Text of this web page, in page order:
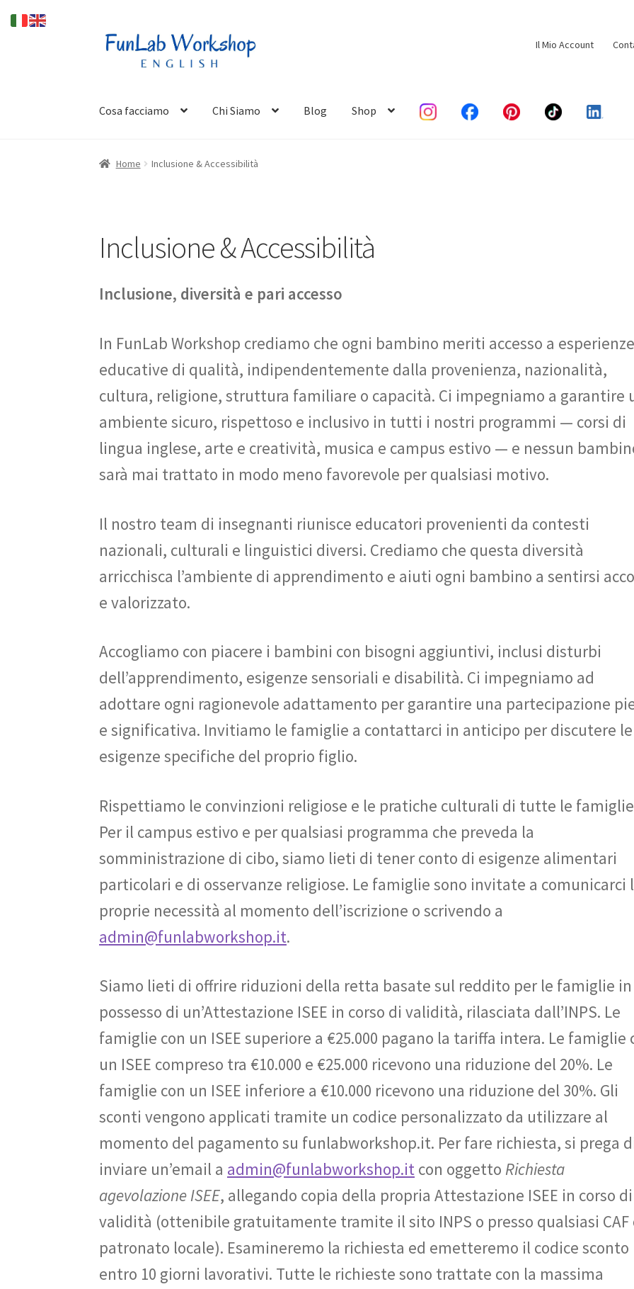
Vai
alla
navigazione
Vai
al
contenuto
Il Mio Account
Cosa facciamo Chi Siamo Blog Shop
Home Inclusione & Accessibilità
Inclusione & Accessibilità
Inclusione, diversità e pari accesso
In FunLab Workshop crediamo che ogni bambino meriti accesso a esperienze
educative di qualità, indipendentemente dalla provenienza, nazionalità,
cultura, religione, struttura familiare o capacità. Ci impegniamo a garantire
ambiente sicuro, rispettoso e inclusivo in tutti i nostri programmi — corsi di
lingua inglese, arte e creatività, musica e campus estivo — e nessun
sarà mai trattato in modo meno favorevole per qualsiasi motivo.
Il nostro team di insegnanti riunisce educatori provenienti da contesti
nazionali, culturali e linguistici diversi. Crediamo che questa diversità
arricchisca l’ambiente di apprendimento e aiuti ogni bambino a sentirsi
e valorizzato.
Accogliamo con piacere i bambini con bisogni aggiuntivi, inclusi disturbi
dell’apprendimento, esigenze sensoriali e disabilità. Ci impegniamo ad
adottare ogni ragionevole adattamento per garantire una partecipazione
e significativa. Invitiamo le famiglie a contattarci in anticipo per discutere le
esigenze specifiche del proprio figlio.
Rispettiamo le convinzioni religiose e le pratiche culturali di tutte le
Per il campus estivo e per qualsiasi programma che preveda la
somministrazione di cibo, siamo lieti di tener conto di esigenze alimentari
particolari e di osservanze religiose. Le famiglie sono invitate a comunicarci
proprie necessità al momento dell’iscrizione o scrivendo a
admin@funlabworkshop.it.
Siamo lieti di offrire riduzioni della retta basate sul reddito per le famiglie in
possesso di un’Attestazione ISEE in corso di validità, rilasciata dall’INPS. Le
famiglie con un ISEE superiore a €25.000 pagano la tariffa intera. Le famiglie
un ISEE compreso tra €10.000 e €25.000 ricevono una riduzione del 20%. Le
famiglie con un ISEE inferiore a €10.000 ricevono una riduzione del 30%. Gli
sconti vengono applicati tramite un codice personalizzato da utilizzare al
momento del pagamento su funlabworkshop.it. Per fare richiesta, si prega
inviare un’email a admin@funlabworkshop.it con oggetto Richiesta
agevolazione ISEE, allegando copia della propria Attestazione ISEE in corso di
validità (ottenibile gratuitamente tramite il sito INPS o presso qualsiasi CAF
patronato locale). Esamineremo la richiesta ed emetteremo il codice sconto
entro 10 giorni lavorativi. Tutte le richieste sono trattate con la massima